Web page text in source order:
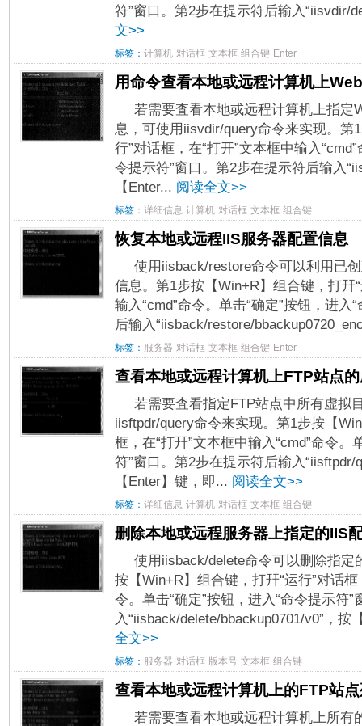
符”窗口。第2步在提示符后输入“iisvdir/
文>>
标签： 计算机 对话框 文本框 组合键 Enter
用命令查看本地或远程计算机上
若需要査看本地或远程计算机上指定
息，可使用iisvdir/query命令来实现。第
行”对话框，在“打开”文本框中输入
令提示符”窗口。第2步在提示符后输入
【Enter... 阅读全文>>
标签： 详细信息 计算机 对话框 文本框 组合键
恢复本地或远程IIS服务器配置信息
使用iisback/restore命令可以利用已
信息。第1步按【Win+R】组合键，打幵
输入“cmd”命令。单击“确定”按钮，进入
后输入“iisback/restore/
标签： 服务器 对话框 文本框 组合键 Enter
查看本地或远程计算机上FTP站点
若需要査看指定FTP站点中所有虚拟
iisftpdr/query命令来实现。第1步按【
框，在“打幵”文本框中输入“cmd”命令。
符”窗口。第2步在提示符后输入“iisftpdr/
【Enter】键，即... 阅读全文>>
标签： 详细信息 计算机 对话框 文本框 组合键
删除本地或远程服务器上指定的IIS
使用iisback/delete命令可以删除指定
按【Win+R】组合键，打幵“运行”对话框
令。单击“确定”按钮，进入“命令提示符
入“iisback/delete/bbackup0701/v0”，
全文>>
标签： 服务器 对话框 版本号 文本框 组合键
查看本地或远程计算机上的FTP站
若需要查看本地或远程计算机上所有